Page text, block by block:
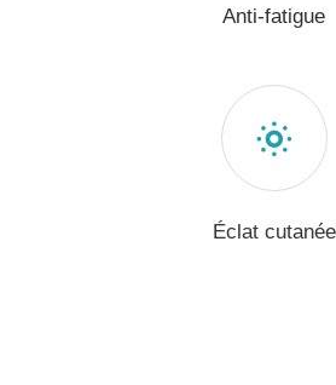
Anti-fatigue
Éclat cutanée